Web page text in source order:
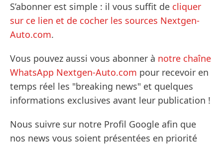
S’abonner est simple : il vous suffit de cliquer
sur ce lien et de cocher les sources Nextgen-
Auto.com.
Vous pouvez aussi vous abonner à notre chaîne
WhatsApp Nextgen-Auto.com pour recevoir en
temps réel les "breaking news" et quelques
informations exclusives avant leur publication !
Nous suivre sur notre Profil Google afin que
nos news vous soient présentées en priorité